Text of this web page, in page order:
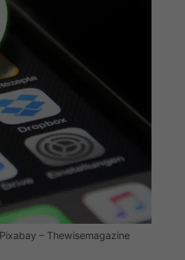
– Thewisemagazine